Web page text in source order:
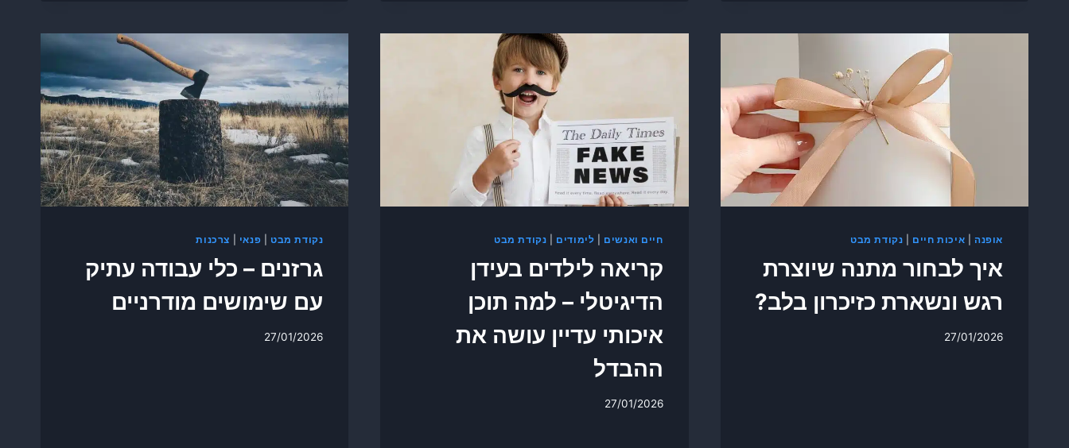
אופנה איכות חיים נקודת מבט
איך לבחור מתנה שיוצרת
רגש ונשארת כזיכרון בלב?
27/01/2026
חיים ואנשים לימודים נקודת מבט
קריאה לילדים בעידן
הדיגיטלי – למה תוכן
איכותי עדיין עושה את
ההבדל
27/01/2026
נקודת מבט פנאי צרכנות
גרזנים – כלי עבודה עתיק
עם שימושים מודרניים
27/01/2026